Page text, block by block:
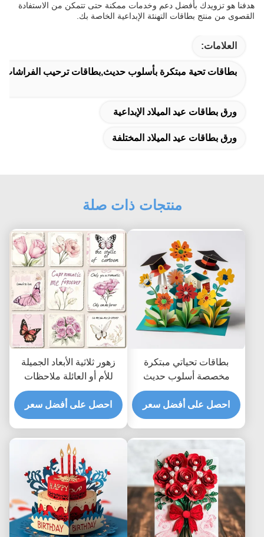
هدفنا هو تزويدك بأفضل دعم وخدمات ممكنة حتى تتمكن من الاستفادة
القصوى من منتج بطاقات التهنئة الإبداعية الخاصة بك.
العلامات:
بطاقات تحية مبتكرة بأسلوب حديث,بطاقات ترحيب الفراشات
ورق بطاقات عيد الميلاد الإبداعية
ورق بطاقات عيد الميلاد المختلفة
منتجات ذات صلة
بطاقات تحياتي مبتكرة
مخصصة أسلوب حديث
لتحياتك المهنية
احصل على أفضل سعر
زهور ثلاثية الأبعاد الجميلة
للأم أو العائلة ملاحظات
شكر متقدمة بطاقات تصميم
جديدة مع مكان فارغ في
الداخل للرسائل الشخصية
احصل على أفضل سعر